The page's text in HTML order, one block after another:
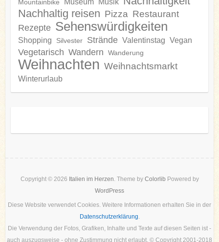
Mountainbike
Nachhaltig reisen Pizza Restaurant
Rezepte Sehenswürdigkeiten
Shopping Silvester Strände Valentinstag Vegan
Vegetarisch Wandern Wanderung
Weihnachten Weihnachtsmarkt
Winterurlaub
Copyright © 2026 Italien im Herzen . Theme by Colorlib Powered by
WordPress
Diese Website verwendet Cookies. Weitere Informationen erhalten Sie in der
Datenschutzerklärung
Die Verwendung der Fotos, Grafiken, Inhalte und Texte auf diesen Seiten ist -
auch auszugsweise - ohne Zustimmung nicht erlaubt. © Copyright 2001-2018